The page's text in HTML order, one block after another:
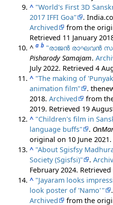
^ "World's First 3D
2017 IFFI Goa"
.
Archived
from the
Retrieved 11 January
^a b "രാജൻ രാഘവൻ
Pisharody Samajam.
July 2022. Retrieved4
^ "The making of
animation film"
.
2018.Archived
from
2019. Retrieved 19
^ "Children's film in
language buffs"
.
original on 10 June 2021
^ "About Sgisfsy Madhurasmitham - Sgi Sanskrit Film
Society (Sgisfsi)"
.
February 2024. Retrieved
^ "Jayaram looks
look poster of 'Namo'" .
Archived
from the